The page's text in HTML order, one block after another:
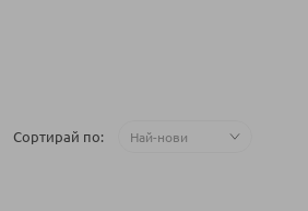
Сортирай по